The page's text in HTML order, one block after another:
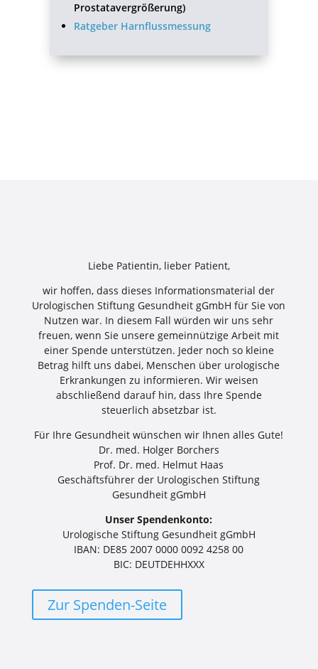
Prostatavergrößerung)
Ratgeber Harnflussmessung
Liebe Patientin, lieber Patient,
wir hoffen, dass dieses Informationsmaterial der
Urologischen Stiftung Gesundheit gGmbH für Sie von
Nutzen war. In diesem Fall würden wir uns sehr
freuen, wenn Sie unsere gemeinnützige Arbeit mit
einer Spende unterstützen. Jeder noch so kleine
Betrag hilft uns dabei, Menschen über urologische
Erkrankungen zu informieren. Wir weisen
abschließend darauf hin, dass Ihre Spende
steuerlich absetzbar ist.
Für Ihre Gesundheit wünschen wir Ihnen alles Gute!
Dr. med. Holger Borchers
Prof. Dr. med. Helmut Haas
Geschäftsführer der Urologischen Stiftung
Gesundheit gGmbH
Unser Spendenkonto:
Urologische Stiftung Gesundheit gGmbH
IBAN: DE85 2007 0000 0092 4258 00
BIC: DEUTDEHHXXX
Zur Spenden-Seite